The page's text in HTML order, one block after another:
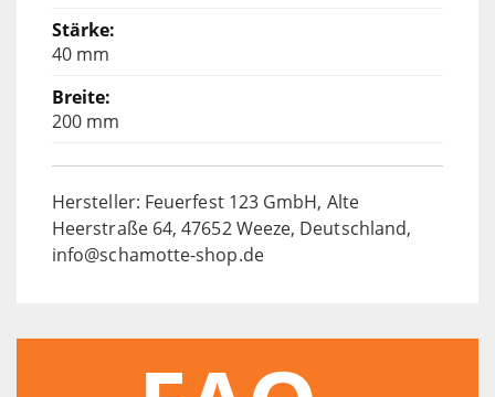
40 mm
200 mm
Hersteller: Feuerfest 123 GmbH, Alte
Heerstraße 64, 47652 Weeze, Deutschland,
info@schamotte-shop.de